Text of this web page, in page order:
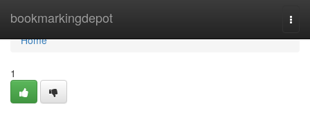
bookmarkingdepot
Home
Home
1